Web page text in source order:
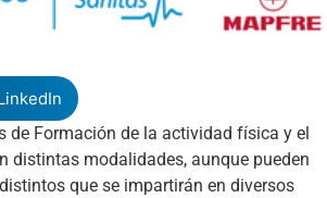
de Formación de la actividad física y el
distintas modalidades, aunque pueden
que se impartirán en diversos